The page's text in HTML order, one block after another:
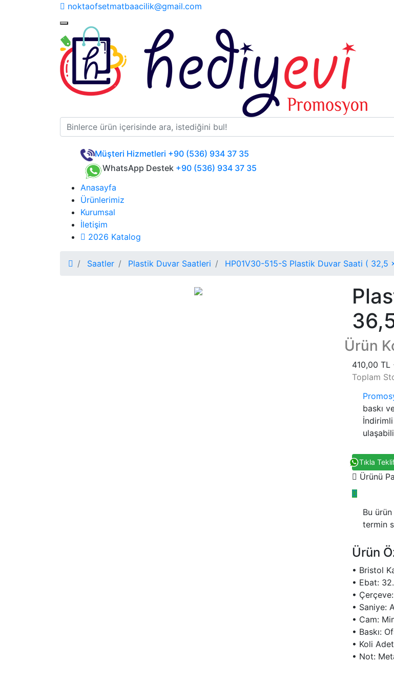
noktaofsetmatbaacilik@gmail.com
Müşteri Hizmetleri +90 (536) 934 37 35
WhatsApp Destek +90 (536) 934 37 35
Anasayfa
Ürünlerimiz
Kurumsal
İletişim
2026 Katalog
Saatler Plastik Duvar Saatleri HP01V30-515-S Plastik Duvar Saati ( 32,5
Ürün
410,00 TL
Toplam
baskı
Tıkla Teklif
Ürünü
Bu
termin
Ürün
• Bristol
• Ebat:
•
• Saniye:
• Cam:
• Baskı:
• Koli
• Not: